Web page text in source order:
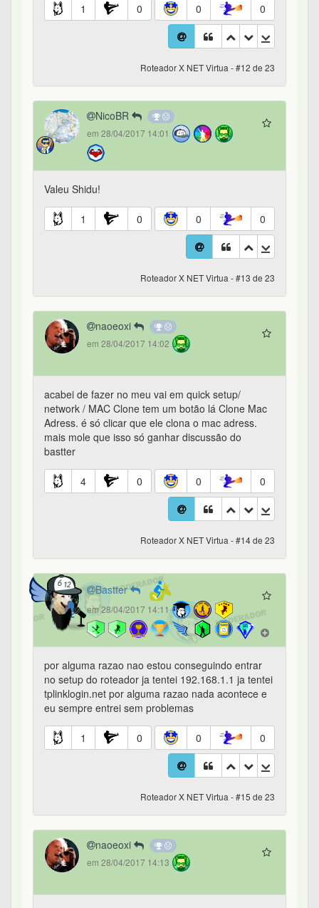
1 0 0 0
Roteador X NET Virtua - #12 de 23
NicoBR
em 28/04/2017 14:01
Valeu Shidu!
1 0 0 0
Roteador X NET Virtua - #13 de 23
naoeoxi
em 28/04/2017 14:02
acabei de fazer no meu vai em quick setup/
network / MAC Clone tem um botão lá Clone Mac
Adress. é só clicar que ele clona o mac adress.
mais mole que isso só ganhar discussão do
bastter
4 0 0 0
Roteador X NET Virtua - #14 de 23
Bastter
em 28/04/2017 14:11
por alguma razao nao estou conseguindo entrar
no setup do roteador ja tentei 192.168.1.1 ja tentei
tplinklogin.net por alguma razao nada acontece e
eu sempre entrei sem problemas
1 0 0 0
Roteador X NET Virtua - #15 de 23
naoeoxi
em 28/04/2017 14:13